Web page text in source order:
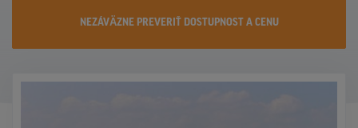
KONTAKTY
NEZÁVÄZNE PREVERIŤ DOSTUPNOST A CENU